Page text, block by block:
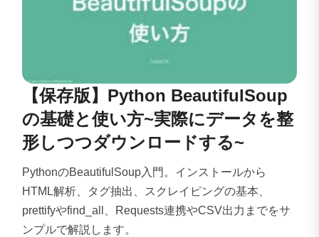
【保存版】Python BeautifulSoup
の基礎と使い方~実際にデータを整
形しつつダウンロードする~
PythonのBeautifulSoup入門。インストールから
HTML解析、タグ抽出、スクレイピングの基本、
prettifyやfind_all、Requests連携やCSV出力までをサ
ンプルで解説します。